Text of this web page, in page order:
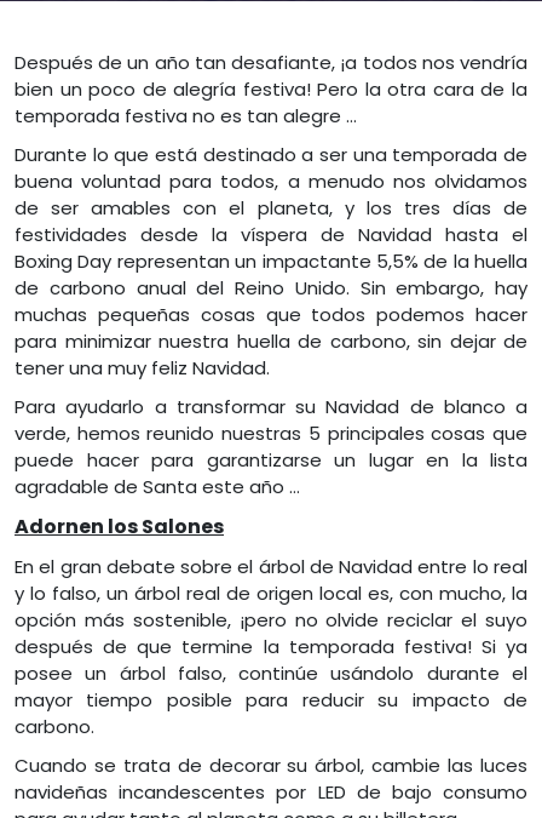
Después de un año tan desafiante, ¡a todos nos vendría
bien un poco de alegría festiva! Pero la otra cara de la
temporada festiva no es tan alegre …
Durante lo que está destinado a ser una temporada de
buena voluntad para todos, a menudo nos olvidamos
de ser amables con el planeta, y los tres días de
festividades desde la víspera de Navidad hasta el
Boxing Day representan un impactante 5,5% de la huella
de carbono anual del Reino Unido. Sin embargo, hay
muchas pequeñas cosas que todos podemos hacer
para minimizar nuestra huella de carbono, sin dejar de
tener una muy feliz Navidad.
Para ayudarlo a transformar su Navidad de blanco a
verde, hemos reunido nuestras 5 principales cosas que
puede hacer para garantizarse un lugar en la lista
agradable de Santa este año …
Adornen los Salones
En el gran debate sobre el árbol de Navidad entre lo real
y lo falso, un árbol real de origen local es, con mucho, la
opción más sostenible, ¡pero no olvide reciclar el suyo
después de que termine la temporada festiva! Si ya
posee un árbol falso, continúe usándolo durante el
mayor tiempo posible para reducir su impacto de
carbono.
Cuando se trata de decorar su árbol, cambie las luces
navideñas incandescentes por LED de bajo consumo